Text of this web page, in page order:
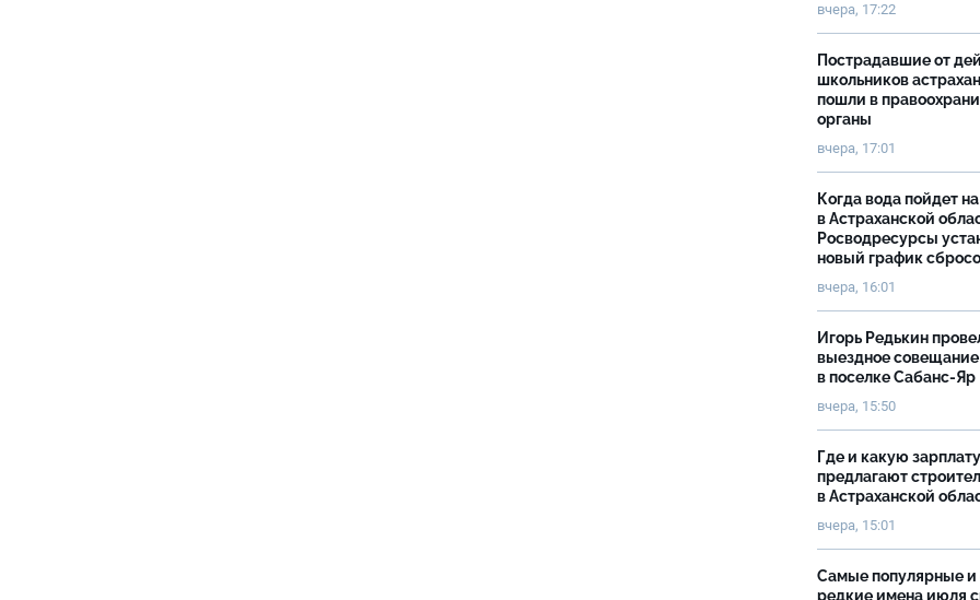
вчера, 17:22
Пострадавшие от
школьников
пошли в
органы
вчера, 17:01
Когда вода пойдет
в Астраханской
Росводресурсы
новый график
вчера, 16:01
Игорь Редькин
выездное совещание
в поселке Сабанс-Яр
вчера, 15:50
Где и какую зарплату
предлагают
в Астраханской
вчера, 15:01
Самые популярные
редкие имена июля